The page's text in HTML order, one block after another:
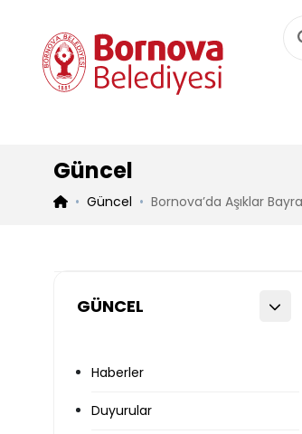
Güncel
Güncel Bornova’da Aşıklar
GÜNCEL
Haberler
Duyurular